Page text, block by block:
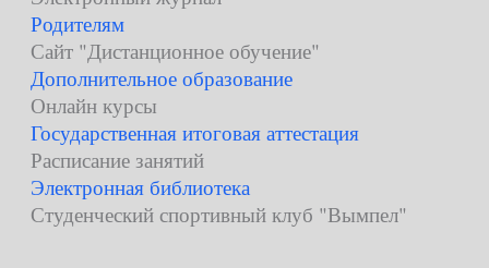
Родителям
Сайт "Дистанционное обучение"
Дополнительное образование
Онлайн курсы
Государственная итоговая аттестация
Расписание занятий
Электронная библиотека
Студенческий спортивный клуб "Вымпел"